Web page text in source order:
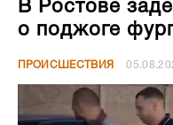
В Ростове
о поджоге
ПРОИСШЕСТВИЯ